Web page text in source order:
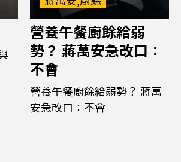
營養午餐廚餘給弱
勢？ 蔣萬安急改口：
不會
營養午餐廚餘給弱勢？ 蔣萬
安急改口：不會